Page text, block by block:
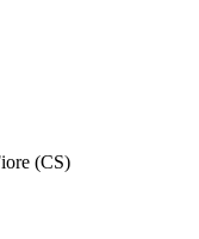
(CS)